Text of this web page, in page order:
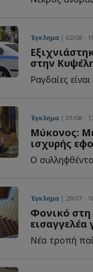
Έγκλημα | 02/08 -
στην
Έγκλημα | 01/08 -
Μύκονος:
ισχυρής
Έγκλημα | 29/07 -
Φονικό στη
εισαγγελέα